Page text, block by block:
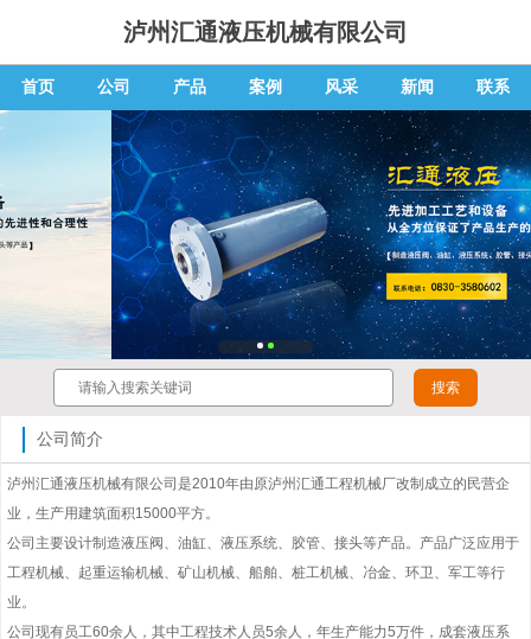
泸州汇通液压机械有限公司
首页 公司 产品 案例 风采 新闻 联系
公司简介
泸州汇通液压机械有限公司是2010年由原泸州汇通工程机械厂改制成立的民营企
业，生产用建筑面积15000平方。
公司主要设计制造液压阀、油缸、液压系统、胶管、接头等产品。产品广泛应用于
工程机械、起重运输机械、矿山机械、船舶、桩工机械、冶金、环卫、军工等行
业。
公司现有员工60余人，其中工程技术人员5余人，年生产能力5万件，成套液压系